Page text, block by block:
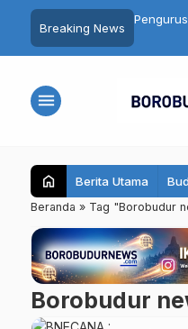
Breaking News
Desa untuk
Warga, Bukan
Target 7
menu
home Berita Utama
Beranda » Tag "Borobudur
Borobudur